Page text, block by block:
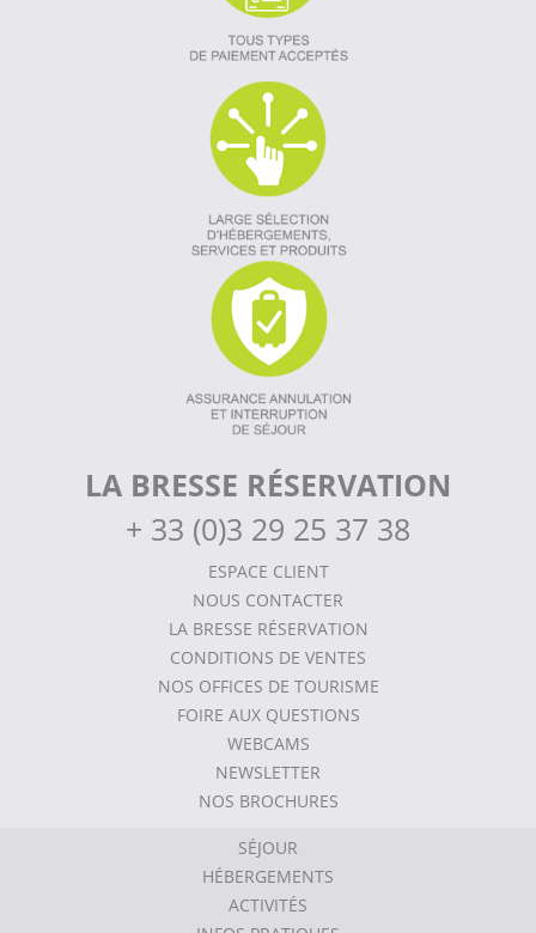
LA BRESSE RÉSERVATION
+ 33 (0)3 29 25 37 38
ESPACE CLIENT
NOUS CONTACTER
LA BRESSE RÉSERVATION
CONDITIONS DE VENTES
NOS OFFICES DE TOURISME
FOIRE AUX QUESTIONS
WEBCAMS
NEWSLETTER
NOS BROCHURES
SÉJOUR
HÉBERGEMENTS
ACTIVITÉS